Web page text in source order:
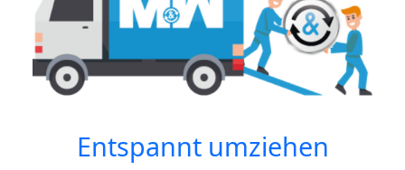
Entspannt umziehen